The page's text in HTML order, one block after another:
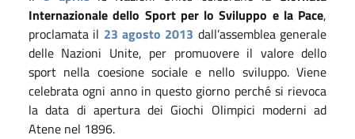
Internazionale dello Sport per lo Sviluppo e la Pace,
proclamata il 23 agosto 2013 dall’assemblea generale
delle Nazioni Unite, per promuovere il valore dello
sport nella coesione sociale e nello sviluppo. Viene
celebrata ogni anno in questo giorno perché si rievoca
la data di apertura dei Giochi Olimpici moderni ad
Atene nel 1896.